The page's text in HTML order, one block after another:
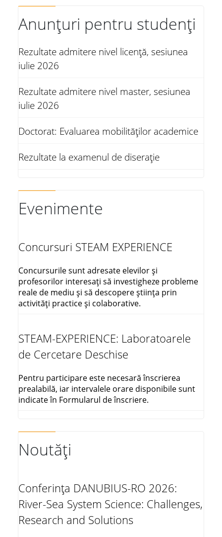
Anunțuri pentru studenți
Rezultate admitere nivel licență, sesiunea
iulie 2026
Rezultate admitere nivel master, sesiunea
iulie 2026
Doctorat: Evaluarea mobilităților academice
Rezultate la examenul de diserație
Evenimente
Concursuri STEAM EXPERIENCE
Concursurile sunt adresate elevilor și
profesorilor interesați să investigheze probleme
reale de mediu și să descopere știința prin
activități practice și colaborative.
STEAM-EXPERIENCE: Laboratoarele
de Cercetare Deschise
Pentru participare este necesară înscrierea
prealabilă, iar intervalele orare disponibile sunt
indicate în Formularul de înscriere.
Noutăți
Conferința DANUBIUS-RO 2026:
River-Sea System Science: Challenges,
Research and Solutions